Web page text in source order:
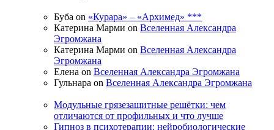
Буба on «Курара» – «Архимед» ***
Катерина Марми on Вселенная Александра
Эгромжана
Катерина Марми on Вселенная Александра
Эгромжана
Елена on Вселенная Александра Эгромжана
Гульнара on Вселенная Александра Эгромжана
Модульные грязезащитные решётки: чем
отличаются от профильных и что лучше
Гипноз в психотерапии: нейробиологические